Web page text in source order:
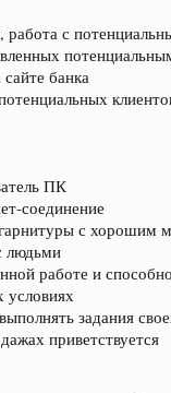
с
банка
ПК
соединение
с хорошим
людьми
работе и
условиях
задания
приветствуется